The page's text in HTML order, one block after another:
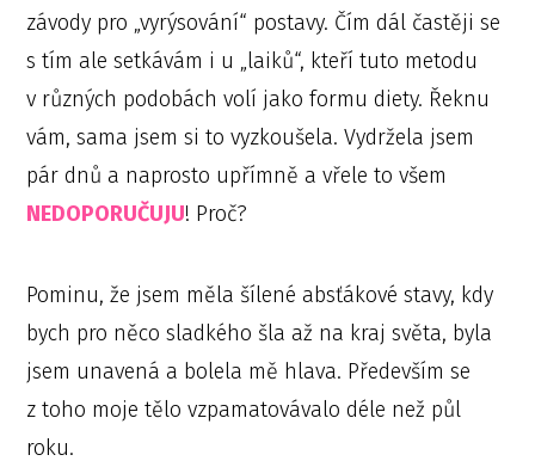
závody pro „vyrýsování“ postavy. Čím dál častěji se
s tím ale setkávám i u „laiků“, kteří tuto metodu
v různých podobách volí jako formu diety. Řeknu
vám, sama jsem si to vyzkoušela. Vydržela jsem
pár dnů a naprosto upřímně a vřele to všem
NEDOPORUČUJU! Proč?
Pominu, že jsem měla šílené absťákové stavy, kdy
bych pro něco sladkého šla až na kraj světa, byla
jsem unavená a bolela mě hlava. Především se
z toho moje tělo vzpamatovávalo déle než půl
roku.